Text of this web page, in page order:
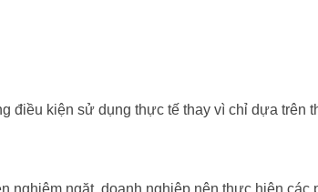
điều kiện sử dụng thực tế thay vì chỉ dựa trên
nghiêm ngặt, doanh nghiệp nên thực hiện các